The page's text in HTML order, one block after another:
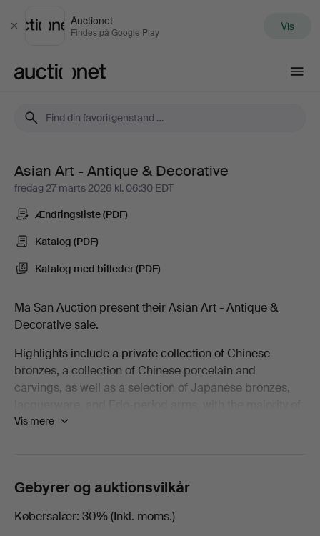
Luk
Auctionet
Findes på Google Play Vis
Asian
Art
Antique
Decorative
Glas
Ma
San
Asian Art - Antique & Decorative
fredag 27 marts 2026 kl. 06:30 EDT
Ændringsliste (PDF)
Katalog (PDF)
Katalog med billeder (PDF)
Ma San Auction present their Asian Art - Antique &
Decorative sale.
Highlights include a private collection of Chinese
bronzes, a collection of Chinese porcelain and
carvings, as well as a selection of Japanese bronzes,
lots being offered with no reserve!
Vis mere
Gebyrer og auktionsvilkår
Købersalær 30% (Inkl. moms.)